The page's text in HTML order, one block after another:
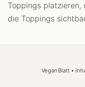
Toppings
die Toppings
VeganBlatt •